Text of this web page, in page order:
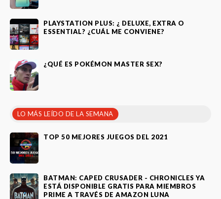
PLAYSTATION PLUS: ¿ DELUXE, EXTRA O
ESSENTIAL? ¿CUÁL ME CONVIENE?
¿QUÉ ES POKÉMON MASTER SEX?
LO MÁS LEÍDO DE LA SEMANA
TOP 50 MEJORES JUEGOS DEL 2021
BATMAN: CAPED CRUSADER - CHRONICLES YA
ESTÁ DISPONIBLE GRATIS PARA MIEMBROS
PRIME A TRAVÉS DE AMAZON LUNA